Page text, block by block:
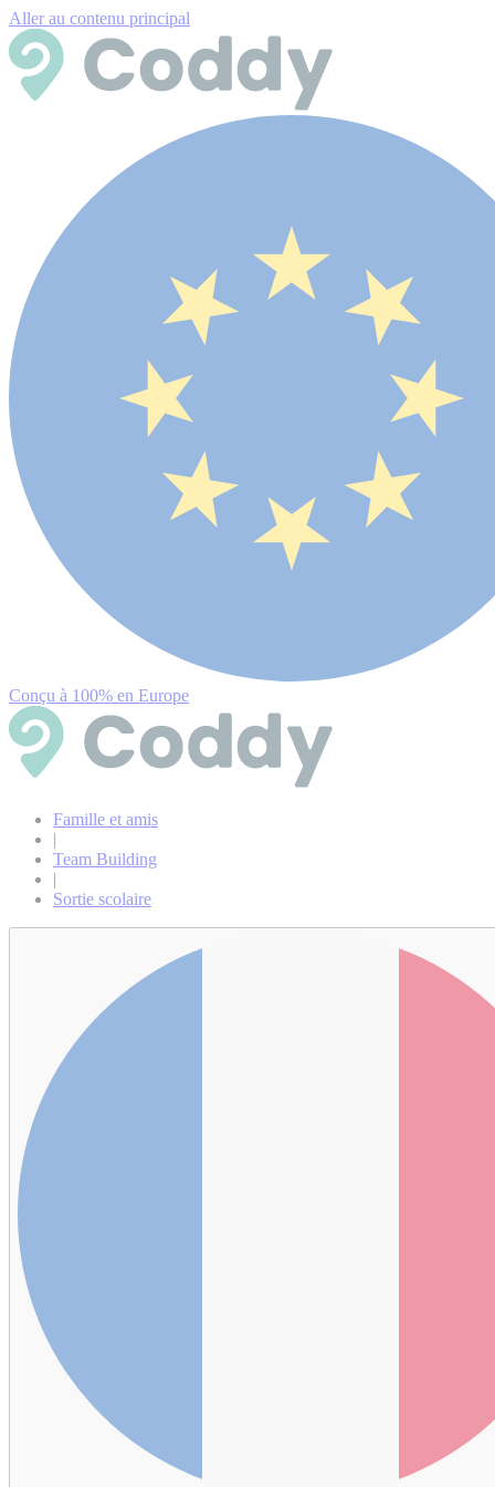
Aller au contenu principal
Conçu à 100% en Europe
Famille et amis
|
Team Building
|
Sortie scolaire